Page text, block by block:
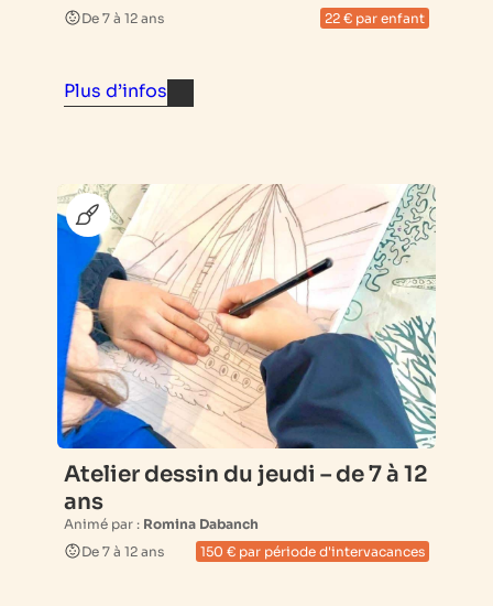
De 7 à 12 ans
22 € par enfant
Plus d’infos
Atelier dessin du jeudi – de 7 à 12
ans
Animé par : Romina Dabanch
De 7 à 12 ans
150 € par période d'intervacances